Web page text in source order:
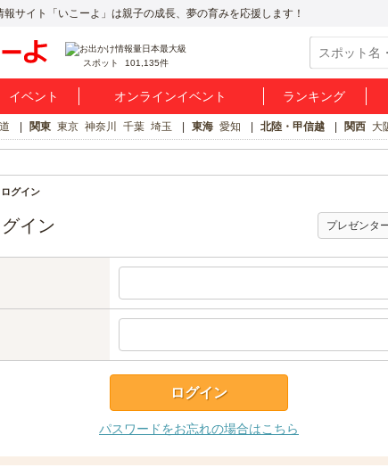
サイト「いこーよ」は親子の成長、夢の育みを応援します！
スポット 101,135件
イベント オンラインイベント ランキング
関東 東京 神奈川 千葉 埼玉 東海 愛知 北陸・甲信越 関西 大
ログイン
イン プレゼンタ
パスワードをお忘れの場合はこちら